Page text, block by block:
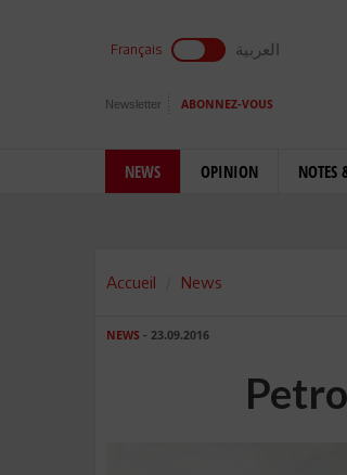
Français العربية
Newsletter ABONNEZ-VOUS
NEWS OPINION NOTES
Accueil News
NEWS - 23.09.2016